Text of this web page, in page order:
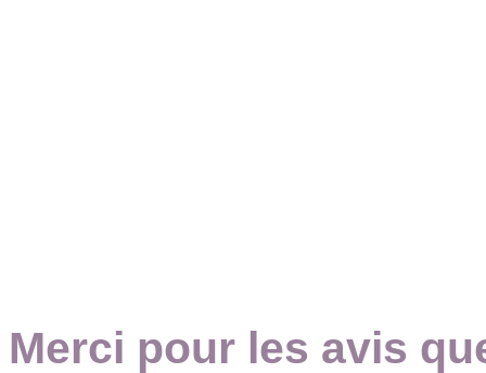
Merci pour les avis